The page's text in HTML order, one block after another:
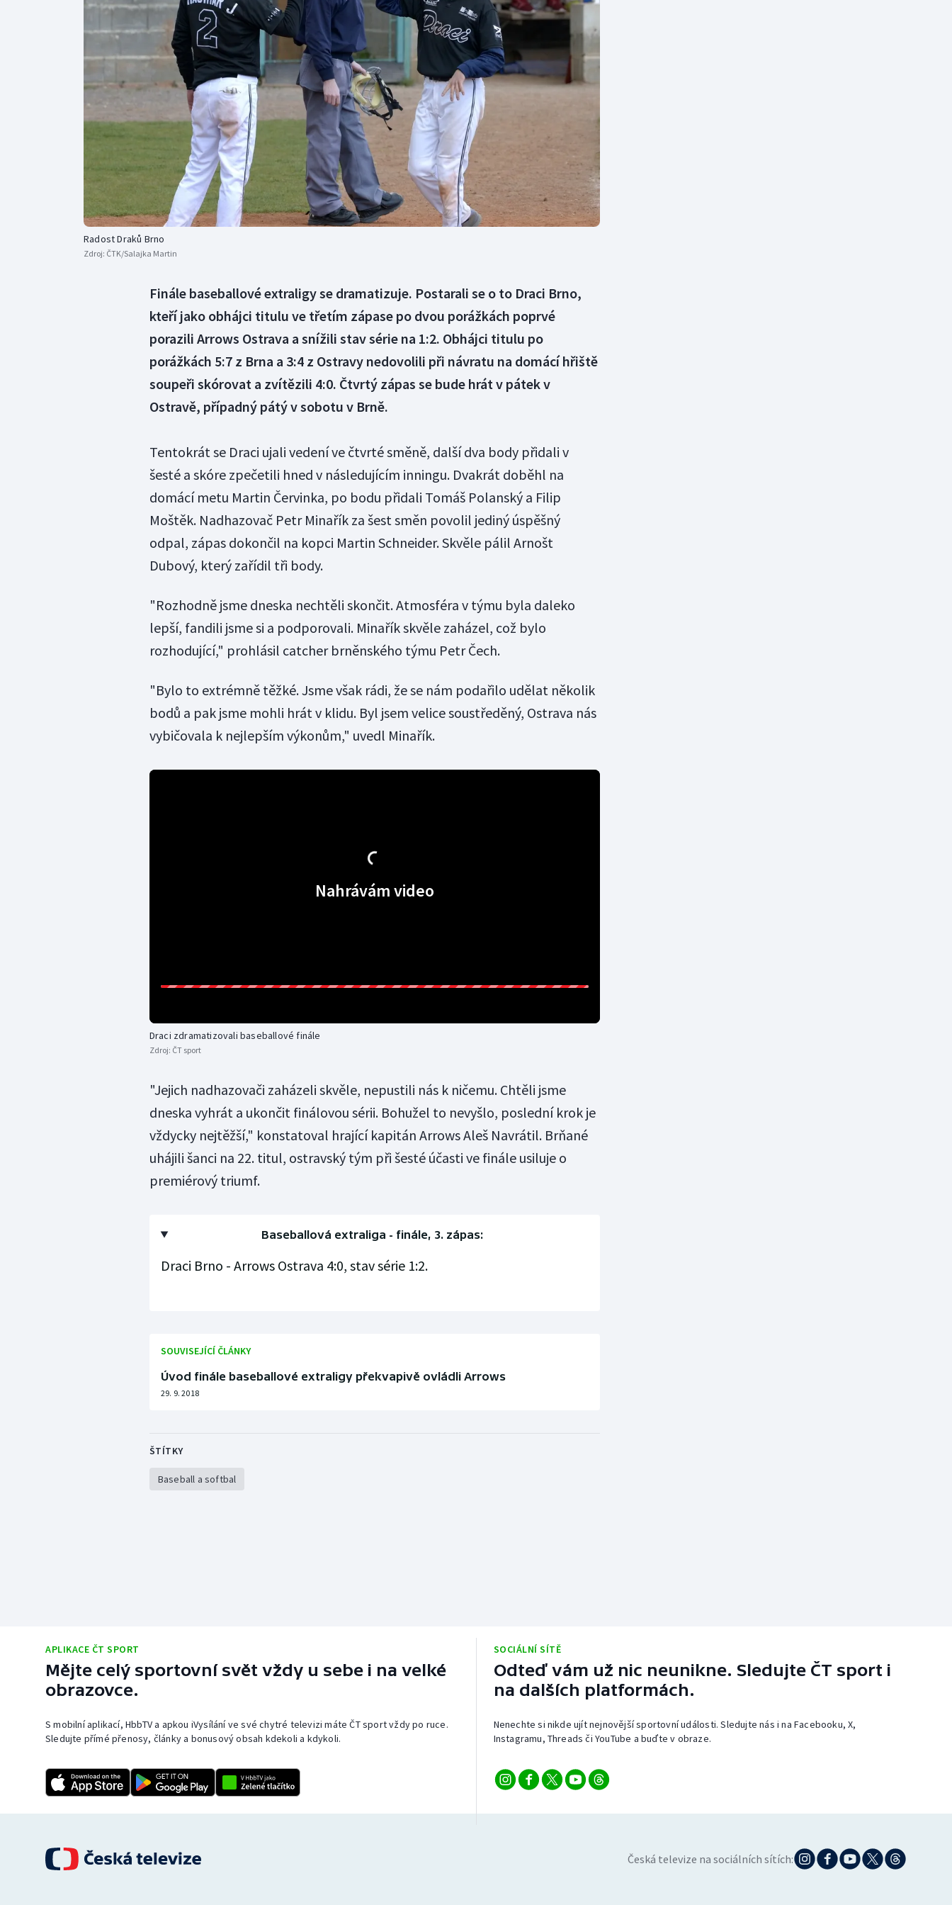
Curling
Dostihy
Florbal
Futsal
Golf
Gymnastika
Moderní pětiboj
Motorsport
Olympijské hry
Parasport
Plážový volejbal
Triatlon
Vodní slalom
Ostatní
Radost Draků Brno
Zdroj: ČTK/Salajka Martin
Finále baseballové extraligy se dramatizuje. Postarali se o to Draci Brno,
kteří jako obhájci titulu ve třetím zápase po dvou porážkách poprvé
porazili Arrows Ostrava a snížili stav série na 1:2. Obhájci titulu po
porážkách 5:7 z Brna a 3:4 z Ostravy nedovolili při návratu na domácí hřiště
soupeři skórovat a zvítězili 4:0. Čtvrtý zápas se bude hrát v pátek v
Ostravě, případný pátý v sobotu v Brně.
Tentokrát se Draci ujali vedení ve čtvrté směně, další dva body přidali v
šesté a skóre zpečetili hned v následujícím inningu. Dvakrát doběhl na
domácí metu Martin Červinka, po bodu přidali Tomáš Polanský a Filip
Moštěk. Nadhazovač Petr Minařík za šest směn povolil jediný úspěšný
odpal, zápas dokončil na kopci Martin Schneider. Skvěle pálil Arnošt
Dubový, který zařídil tři body.
"Rozhodně jsme dneska nechtěli skončit. Atmosféra v týmu byla daleko
lepší, fandili jsme si a podporovali. Minařík skvěle zaházel, což bylo
rozhodující," prohlásil catcher brněnského týmu Petr Čech.
"Bylo to extrémně těžké. Jsme však rádi, že se nám podařilo udělat několik
bodů a pak jsme mohli hrát v klidu. Byl jsem velice soustředěný, Ostrava nás
vybičovala k nejlepším výkonům," uvedl Minařík.
Nahrávám video
Draci zdramatizovali baseballové finále
Zdroj: ČT sport
"Jejich nadhazovači zaházeli skvěle, nepustili nás k ničemu. Chtěli jsme
dneska vyhrát a ukončit finálovou sérii. Bohužel to nevyšlo, poslední krok je
vždycky nejtěžší," konstatoval hrající kapitán Arrows Aleš Navrátil. Brňané
uhájili šanci na 22. titul, ostravský tým při šesté účasti ve finále usiluje o
premiérový triumf.
Baseballová extraliga - finále, 3. zápas:
Draci Brno - Arrows Ostrava 4:0, stav série 1:2.
SOUVISEJÍCÍ ČLÁNKY
Úvod finále baseballové extraligy překvapivě ovládli Arrows
29. 9. 2018
ŠTÍTKY
Baseball a softbal
APLIKACE ČT SPORT
Mějte celý sportovní svět vždy u sebe i na velké
obrazovce.
S mobilní aplikací, HbbTV a apkou iVysílání ve své chytré televizi máte ČT sport vždy po ruce.
Sledujte přímé přenosy, články a bonusový obsah kdekoli a kdykoli.
SOCIÁLNÍ SÍTĚ
Odteď vám už nic neunikne. Sledujte ČT sport i
na dalších platformách.
Nenechte si nikde ujít nejnovější sportovní události. Sledujte nás i na Facebooku, X,
Instagramu, Threads či YouTube a buďte v obraze.
Česká televize na sociálních sítích: